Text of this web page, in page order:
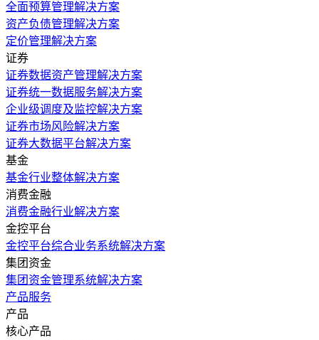
全面预算管理解决方案
资产负债管理解决方案
定价管理解决方案
证券
证券数据资产管理解决方案
证券统一数据服务解决方案
企业级调度及监控解决方案
证券市场风险解决方案
证券大数据平台解决方案
基金
基金行业整体解决方案
消费金融
消费金融行业解决方案
金控平台
金控平台综合业务系统解决方案
集团资金
集团资金管理系统解决方案
产品服务
产品
核心产品